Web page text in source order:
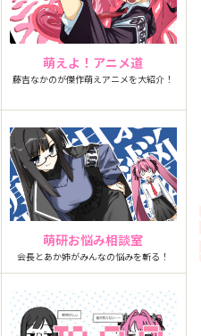
萌えよ！アニメ道
藤吉なかのが傑作萌えアニメを大紹介！
萌研お悩み相談室
会長とあか姉がみんなの悩みを斬る！